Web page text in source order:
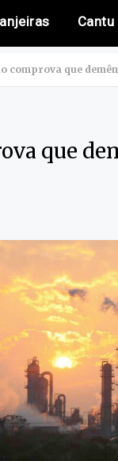
Cantu
comprova que
que